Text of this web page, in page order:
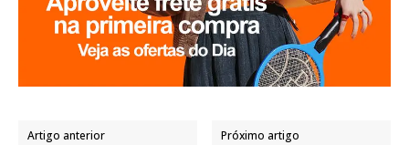
Artigo anterior Próximo artigo